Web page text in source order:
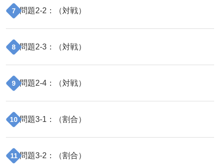
7 問題2-2 ：（対戦）
8 問題2-3 ：（対戦）
9 問題2-4 ：（対戦）
10 問題3-1 ：（割合）
11 問題3-2 ：（割合）